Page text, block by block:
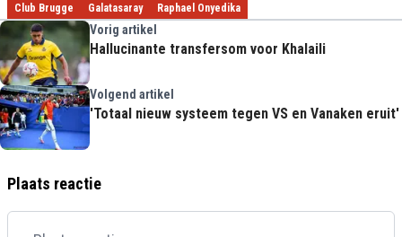
Club Brugge Galatasaray Raphael Onyedika
Vorig artikel
Hallucinante transfersom voor Khalaili
Volgend artikel
'Totaal nieuw systeem tegen VS en Vanaken eruit'
Plaats reactie